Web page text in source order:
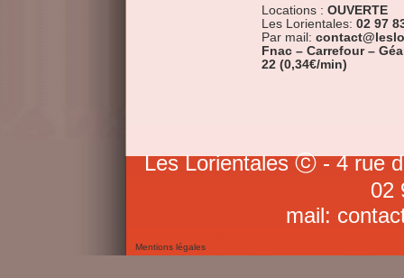
Locations : OUVERTE
Les Lorientales: 02 97
Par mail:
Fnac – Carrefour –
22 (0,34€/min)
Les Lorientales ⓒ - 4 rue
02
mail:
Mentions légales